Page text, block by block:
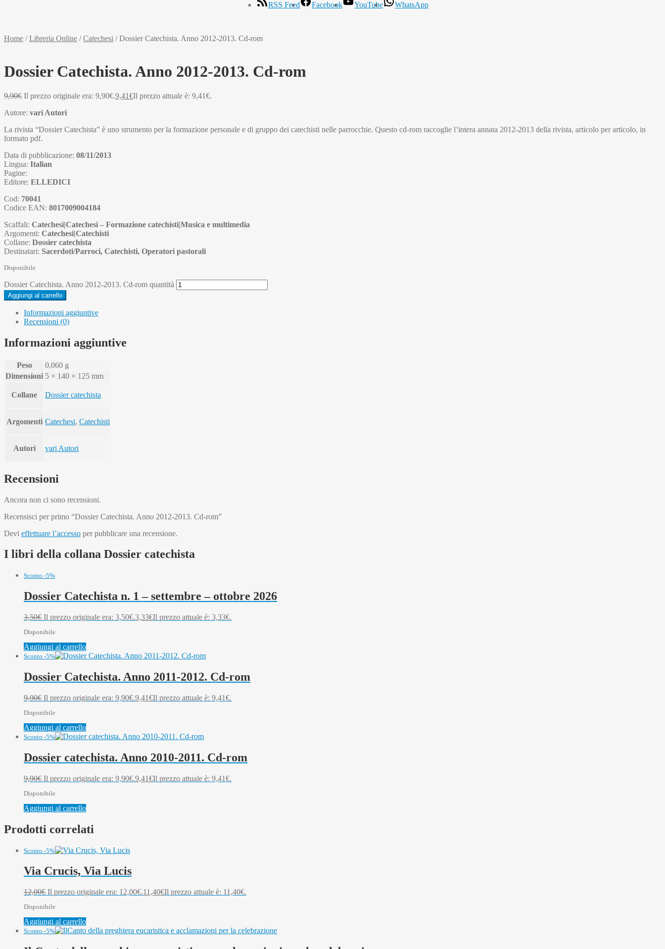
RSS Feed Facebook YouTube WhatsApp
Home /Libreria Online /Catechesi /Dossier Catechista. Anno 2012-2013. Cd-rom
Dossier Catechista. Anno 2012-2013. Cd-rom
9,90€ Il prezzo originale era: 9,90€.9,41€Il prezzo attuale è: 9,41€.
Autore: vari Autori
La rivista “Dossier Catechista” è uno strumento per la formazione personale e di gruppo dei catechisti nelle parrocchie. Questo cd-rom raccoglie l’intera annata 2012-2013 della rivista, articolo per articolo, in
formato pdf.
Data di pubblicazione: 08/11/2013
Lingua: Italian
Pagine:
Editore: ELLEDICI
Cod: 70041
Codice EAN: 8017009004184
Scaffali: Catechesi|Catechesi – Formazione catechisti|Musica e multimedia
Argomenti: Catechesi|Catechisti
Collane: Dossier catechista
Destinatari: Sacerdoti/Parroci, Catechisti, Operatori pastorali
Disponibile
Dossier Catechista. Anno 2012-2013. Cd-rom quantità
Aggiungi al carrello
Informazioni aggiuntive
Recensioni (0)
Informazioni aggiuntive
Peso
0,060 g
Dimensioni 5 × 140 × 125 mm
Collane Dossier catechista
Argomenti Catechesi, Catechisti
Autori vari Autori
Recensioni
Ancora non ci sono recensioni.
Recensisci per primo “Dossier Catechista. Anno 2012-2013. Cd-rom”
Devi effettuare l’accesso per pubblicare una recensione.
I libri della collana Dossier catechista
Sconto -5%
Dossier Catechista n. 1 – settembre – ottobre 2026
3,50€ Il prezzo originale era: 3,50€.3,33€Il prezzo attuale è: 3,33€.
Disponibile
Aggiungi al carrello
Sconto -5%
Dossier Catechista. Anno 2011-2012. Cd-rom
9,90€ Il prezzo originale era: 9,90€.9,41€Il prezzo attuale è: 9,41€.
Disponibile
Aggiungi al carrello
Sconto -5%
Dossier catechista. Anno 2010-2011. Cd-rom
9,90€ Il prezzo originale era: 9,90€.9,41€Il prezzo attuale è: 9,41€.
Disponibile
Aggiungi al carrello
Prodotti correlati
Sconto -5%
Via Crucis, Via Lucis
12,00€ Il prezzo originale era: 12,00€.11,40€Il prezzo attuale è: 11,40€.
Disponibile
Aggiungi al carrello
Sconto -5%